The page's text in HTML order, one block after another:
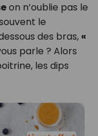
on n’oublie pas le
le
des bras, «
parle ? Alors
les dips